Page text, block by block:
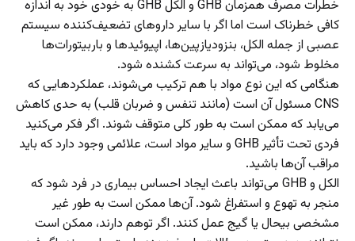
خطرات مصرف همزمان GHB و الکل GHB به خودی خود به اندازه
کافی خطرناک است اما اگر با سایر دارو‌های تضعیف‌کننده سیستم
عصبی از جمله الکل، بنزودیازپین‌ها، اپیوئید‌ها و باربیتورات‌ها
مخلوط شود، می‌تواند به سرعت کشنده شود.
هنگامی که این نوع مواد با هم ترکیب می‌شوند، عملکرد‌هایی که
CNS مسئول آن است (مانند تنفس و ضربان قلب) به حدی کاهش
می‌یابد که ممکن است به طور کلی متوقف شوند. اگر فکر می‌کنید
فردی تحت تأثیر GHB و سایر مواد است، علائمی وجود دارد که باید
مراقب آن‌ها باشید.
الکل و GHB می‌تواند باعث ایجاد احساس بیماری در فرد شود که
منجر به تهوع و استفراغ شود. آن‌ها ممکن است به طور غیر
مشخصی بیحال یا گیج عمل کنند. اگر توهم دارند، ممکن است